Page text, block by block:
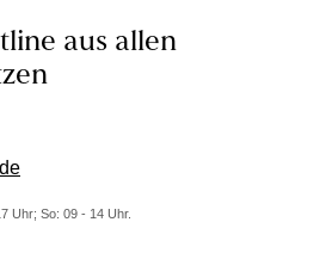
aus allen
Uhr; So: 09 - 14 Uhr.